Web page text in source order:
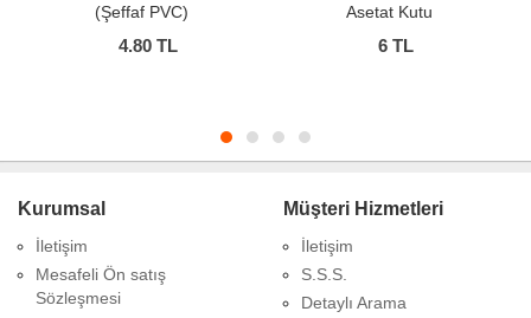
(Şeffaf PVC)
4.80TL
Asetat Kutu
6TL
Kurumsal
İletişim
Mesafeli Ön satış
Sözleşmesi
Müşteri Hizmetleri
İletişim
S.S.S.
Detaylı Arama